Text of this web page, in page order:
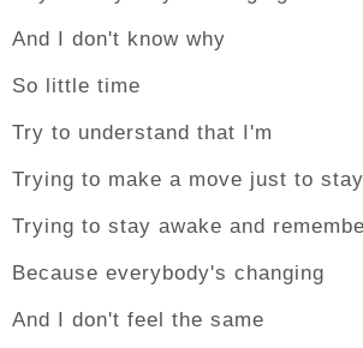
And I don't know why
So little time
Try to understand that I'm
Trying to make a move just to
Trying to stay awake and
Because everybody's changing
And I don't feel the same